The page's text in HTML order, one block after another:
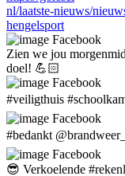
nl/laatste-nieuws/
hengelsport
Facebook
Zien we jou
doel! 💪🏻
Facebook
#veiligthuis
Facebook
#bedankt
Facebook
😎 Verkoelende